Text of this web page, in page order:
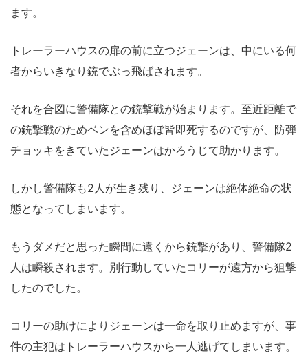
ます。
トレーラーハウスの扉の前に立つジェーンは、中にいる何
者からいきなり銃でぶっ飛ばされます。
それを合図に警備隊との銃撃戦が始まります。至近距離で
の銃撃戦のためベンを含めほぼ皆即死するのですが、防弾
チョッキをきていたジェーンはかろうじて助かります。
しかし警備隊も2人が生き残り、ジェーンは絶体絶命の状
態となってしまいます。
もうダメだと思った瞬間に遠くから銃撃があり、警備隊2
人は瞬殺されます。別行動していたコリーが遠方から狙撃
したのでした。
コリーの助けによりジェーンは一命を取り止めますが、事
件の主犯はトレーラーハウスから一人逃げてしまいます。